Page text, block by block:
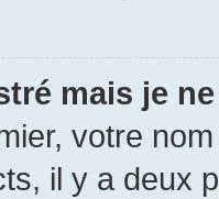
mais je
votre
il y a deux